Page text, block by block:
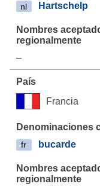
nl Hartschelp
–
Francia
fr bucarde